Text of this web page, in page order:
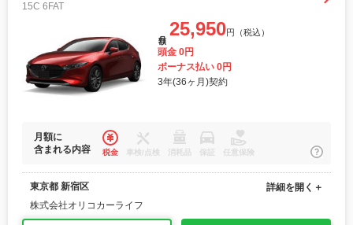
15C 6FAT
25,950円（税込）
頭金 0円
ボーナス払い 0円
3年(36ヶ月)契約
月額に
含まれる内容
税金 車検/点検 消耗品 保証 任意保険
東京都 新宿区
株式会社オリコカーライフ
詳細を開く＋